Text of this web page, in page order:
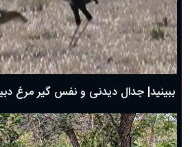
دعای روز دوم ماه مبارک رمضان ۱ اسفند ماه ۱۴۰۴
دعای روز اول ماه مبارک رمضان، ۳۰ بهمن ۱۴۰۴
حضرت زینب(س) چگونه از دنیا رفت؟
بهترین پیامک تبریک روز پدر ۱۴۰۴؛ جملات زیبا و صمیمانه
ببینید| جدال دیدنی و نفس گیر مرغ